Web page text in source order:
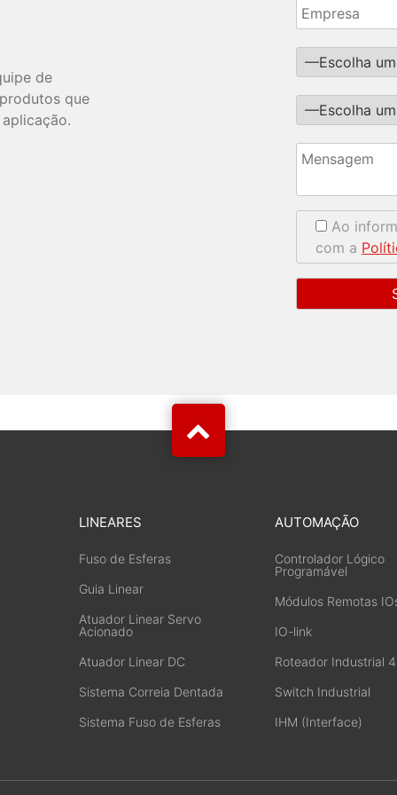
de
que
Ao
com a
LINEARES
Fuso de Esferas
Guia Linear
Atuador Linear Servo
Acionado
Atuador Linear DC
Sistema Correia Dentada
Sistema Fuso de Esferas
AUTOMAÇÃO
Controlador Lógico
Programável
Módulos Remotas
IO-link
Roteador Industrial
Switch Industrial
IHM (Interface)